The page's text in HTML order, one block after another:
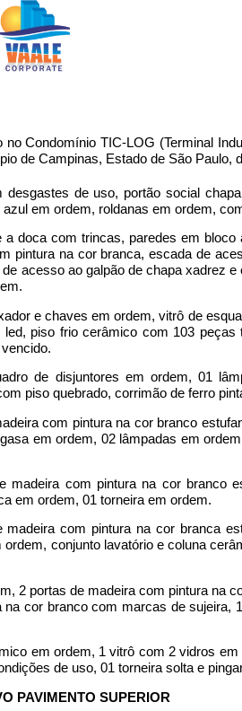
Condomínio TIC-LOG (Terminal
de Campinas, Estado de São Paulo,
de uso, portão social
em ordem, roldanas em ordem,
doca com trincas, paredes em
pintura na cor branca, escada de
acesso ao galpão de chapa xadrez
e chaves em ordem, vitrô de
piso frio cerâmico com 103
de disjuntores em ordem, 01
piso quebrado, corrimão de ferro
com pintura na cor branco
em ordem, 02 lâmpadas em
madeira com pintura na cor branco
em ordem, 01 torneira em ordem.
com pintura na cor branca
conjunto lavatório e coluna
2 portas de madeira com pintura na
cor branco com marcas de sujeira,
em ordem, 1 vitrô com 2 vidros
de uso, 01 torneira solta e
PAVIMENTO SUPERIOR